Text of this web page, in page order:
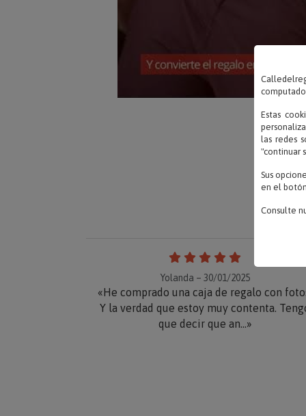
Yolanda – 30/01/2025
«He comprado una caja de regalo con
Y la verdad que estoy muy contenta.
que decir que an...»
Estas
las redes
"continuar
Sus
en el
Consulte